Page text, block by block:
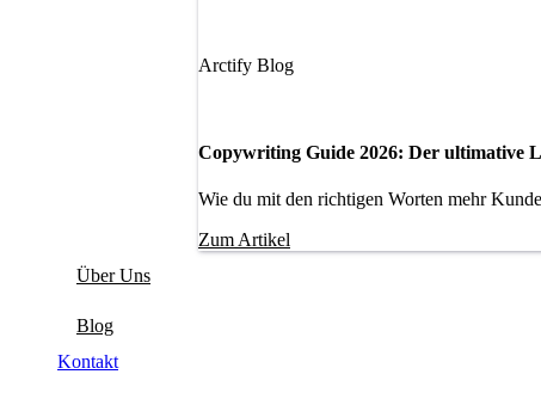
Arctify Blog
Copywriting Guide 2026: Der ultimative
Wie du mit den richtigen Worten mehr
Zum Artikel
Über Uns
Blog
Kontakt